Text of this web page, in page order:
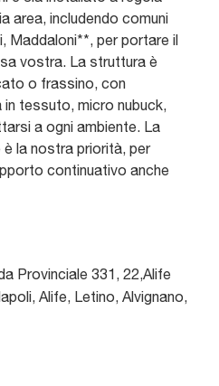
area, includendo comuni
Maddaloni**, per portare il
vostra. La struttura è
o frassino, con
tessuto, micro nubuck,
a ogni ambiente. La
la nostra priorità, per
continuativo anche
Provinciale 331, 22,Alife
Alife, Letino, Alvignano,